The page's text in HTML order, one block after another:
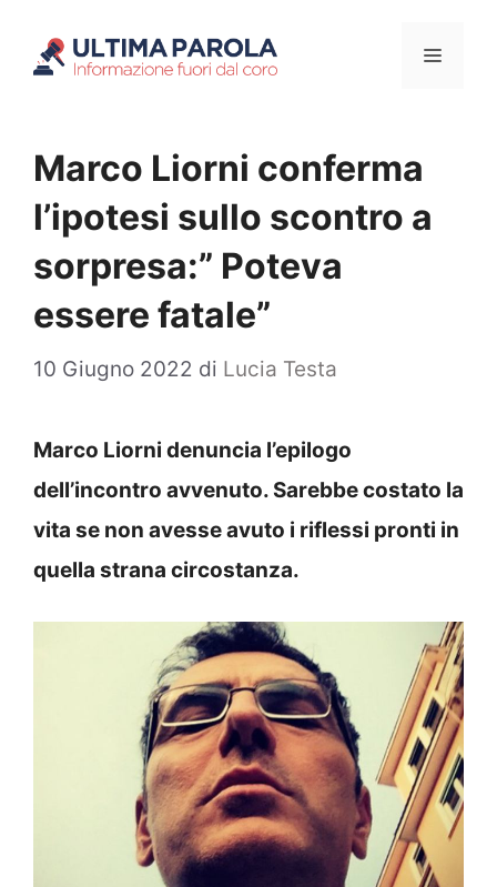
Menu
Marco Liorni conferma
l’ipotesi sullo scontro a
sorpresa:” Poteva
essere fatale”
10 Giugno 2022 di Lucia Testa
Marco Liorni denuncia l’epilogo
dell’incontro avvenuto. Sarebbe costato la
vita se non avesse avuto i riflessi pronti in
quella strana circostanza.